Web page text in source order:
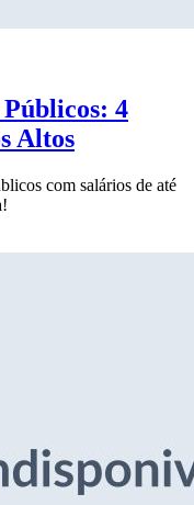
4
Altos
com salários de até